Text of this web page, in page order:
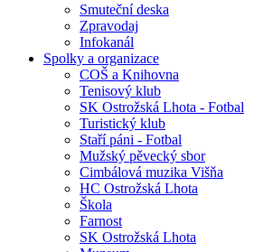
Smuteční deska
Zpravodaj
Infokanál
Spolky a organizace
COŠ a Knihovna
Tenisový klub
SK Ostrožská Lhota - Fotbal
Turistický klub
Staří páni - Fotbal
Mužský pěvecký sbor
Cimbálová muzika Višňa
HC Ostrožská Lhota
Škola
Farnost
SK Ostrožská Lhota